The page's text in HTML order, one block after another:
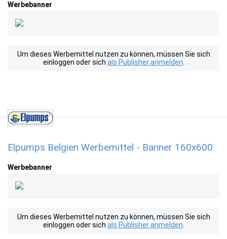
Werbebanner
Um dieses Werbemittel nutzen zu können, müssen Sie sich
einloggen oder sich als Publisher anmelden
Elpumps Belgien Werbemittel - Banner 160x600
Werbebanner
Um dieses Werbemittel nutzen zu können, müssen Sie sich
einloggen oder sich als Publisher anmelden